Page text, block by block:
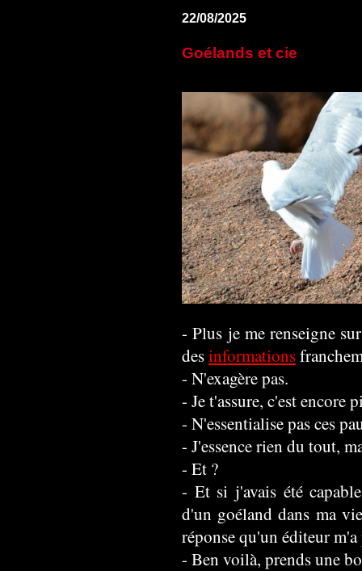
22/08/2025
Goélands et cie
- Plus je me renseigne
desinformations
- N'exagère pas.
- Je t'assure, c'est encore
- N'essentialise pas ces
- J'essence rien du tout,
- Et ?
- Et si j'avais été
d'un goéland dans ma
réponse qu'un éditeur
- Ben voilà, prends une